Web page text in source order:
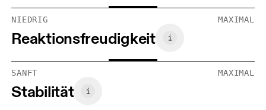
NIEDRIG MAXIMAL
Reaktionsfreudigkeit
SANFT MAXIMAL
Stabilität